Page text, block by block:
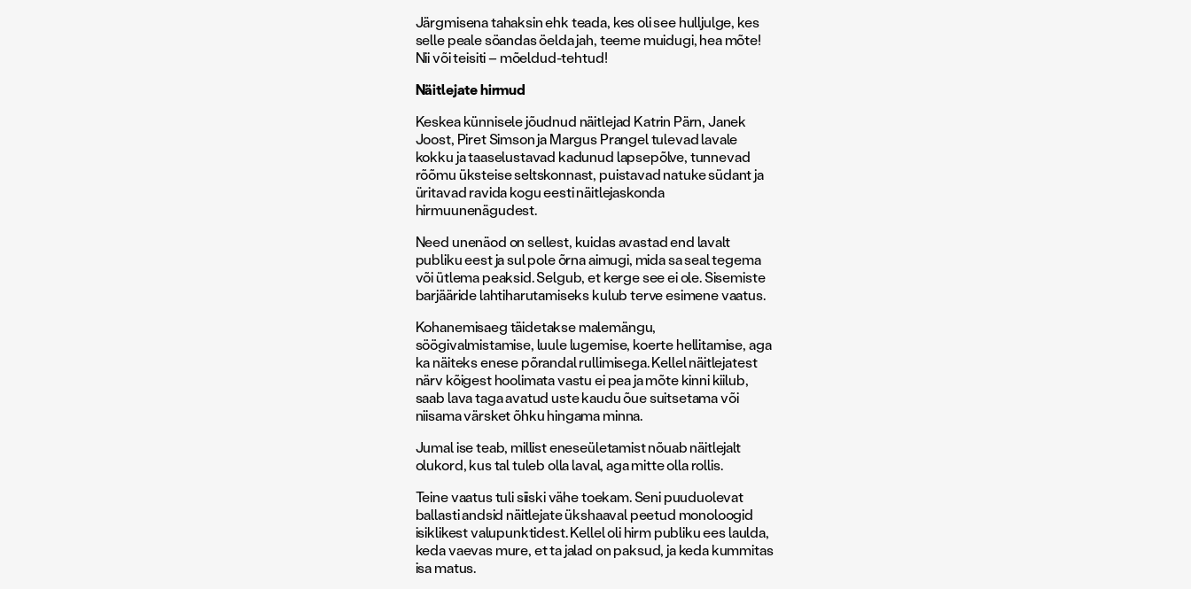
Järgmisena tahaksin ehk teada, kes oli see hulljulge, kes
selle peale söandas öelda jah, teeme muidugi, hea mõte!
Nii või teisiti – mõeldud-tehtud!
Näitlejate hirmud
Keskea künnisele jõudnud näitlejad Katrin Pärn, Janek
Joost, Piret Simson ja Margus Prangel tulevad lavale
kokku ja taaselustavad kadunud lapsepõlve, tunnevad
rõõmu üksteise seltskonnast, puistavad natuke südant ja
üritavad ravida kogu eesti näitlejaskonda
hirmuunenägudest.
Need unenäod on sellest, kuidas avastad end lavalt
publiku eest ja sul pole õrna aimugi, mida sa seal tegema
või ütlema peaksid. Selgub, et kerge see ei ole. Sisemiste
barjääride lahtiharutamiseks kulub terve esimene vaatus.
Kohanemisaeg täidetakse malemängu,
söögivalmistamise, luule lugemise, koerte hellitamise, aga
ka näiteks enese põrandal rullimisega. Kellel näitlejatest
närv kõigest hoolimata vastu ei pea ja mõte kinni kiilub,
saab lava taga avatud uste kaudu õue suitsetama või
niisama värsket õhku hingama minna.
Jumal ise teab, millist eneseületamist nõuab näitlejalt
olukord, kus tal tuleb olla laval, aga mitte olla rollis.
Teine vaatus tuli siiski vähe toekam. Seni puuduolevat
ballasti andsid näitlejate ükshaaval peetud monoloogid
isiklikest valupunktidest. Kellel oli hirm publiku ees laulda,
keda vaevas mure, et ta jalad on paksud, ja keda kummitas
isa matus.